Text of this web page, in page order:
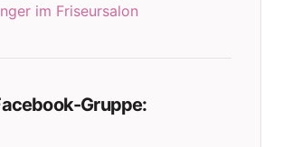
im Friseursalon
Gruppe: